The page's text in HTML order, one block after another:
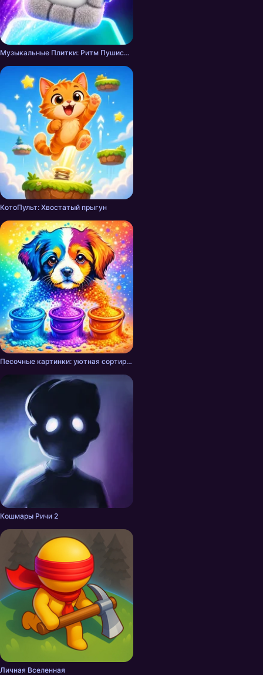
Музыкальные Плитки: Ритм Пушистика
КотоПульт: Хвостатый прыгун
Песочные картинки: уютная сортировка
Кошмары Ричи 2
Личная Вселенная